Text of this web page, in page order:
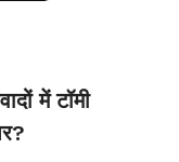
में टॉमी